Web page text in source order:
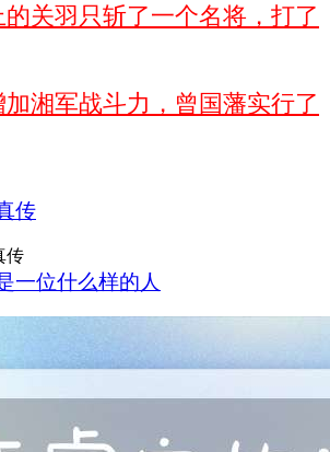
的关羽只斩了一个名将，打了
加湘军战斗力，曾国藩实行了
传
一位什么样的人